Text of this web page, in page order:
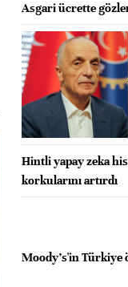
Asgari ücrette
Hintli yapay zeka
korkularını artırdı
Moody's'in Türkiye